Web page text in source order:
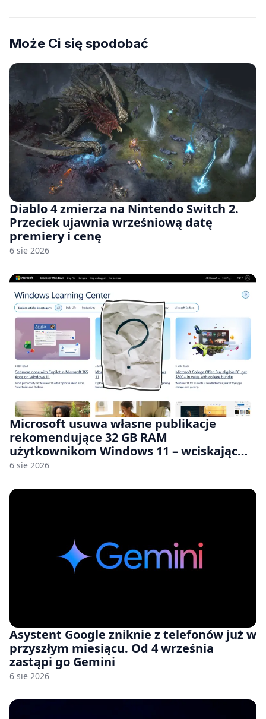
Może Ci się spodobać
Diablo 4 zmierza na Nintendo Switch 2.
Przeciek ujawnia wrześniową datę
premiery i cenę
6 sie 2026
Microsoft usuwa własne publikacje
rekomendujące 32 GB RAM
użytkownikom Windows 11 – wciskając
nam przy tym komputery z 8 GB RAM po
6 sie 2026
Asystent Google zniknie z telefonów już w
przyszłym miesiącu. Od 4 września
zastąpi go Gemini
6 sie 2026